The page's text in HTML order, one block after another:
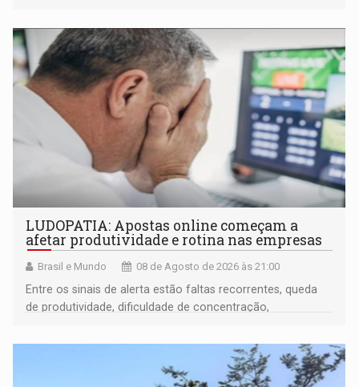
LUDOPATIA: Apostas online começam a
afetar produtividade e rotina nas empresas
Brasil e Mundo 08 de Agosto de 2026 às 21:00
Entre os sinais de alerta estão faltas recorrentes, queda
de produtividade, dificuldade de concentração,